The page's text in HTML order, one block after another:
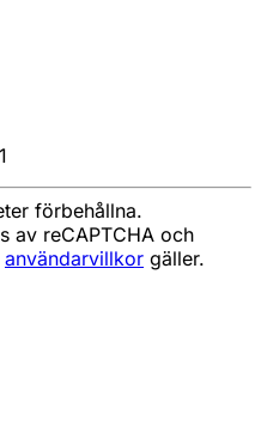
förbehållna.
av reCAPTCHA och
användarvillkor gäller.